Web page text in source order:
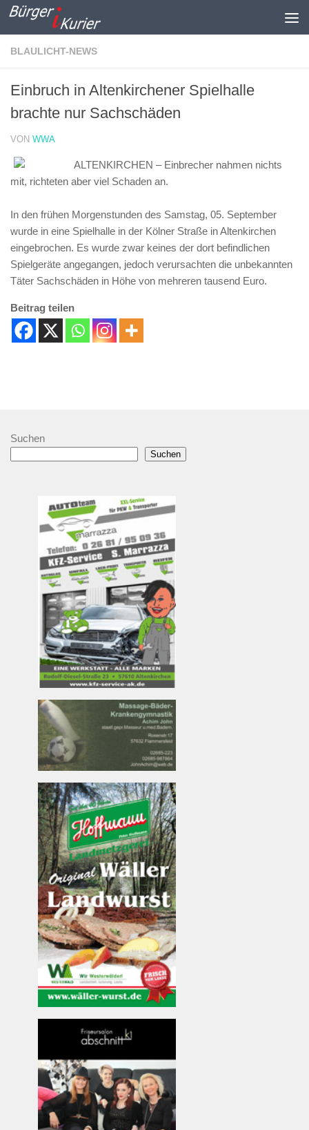
Zum Inhalt springen
BLAULICHT-NEWS
Einbruch in Altenkirchener Spielhalle
brachte nur Sachschäden
VON WWA
ALTENKIRCHEN – Einbrecher nahmen nichts
mit, richteten aber viel Schaden an.
In den frühen Morgenstunden des Samstag, 05. September
wurde in eine Spielhalle in der Kölner Straße in Altenkirchen
eingebrochen. Es wurde zwar keines der dort befindlichen
Spielgeräte angegangen, jedoch verursachten die unbekannten
Täter Sachschäden in Höhe von mehreren tausend Euro.
Beitrag teilen
Suchen
Suchen